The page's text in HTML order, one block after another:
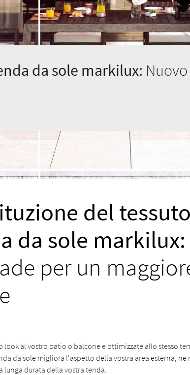
da sole markilux:
del
da sole markilux:
per un
look al vostro patio o balcone e ottimizzate allo stesso
da sole migliora l'aspetto della vostra area esterna,
lunga durata della vostra tenda.